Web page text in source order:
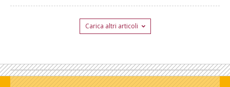
Carica altri articoli